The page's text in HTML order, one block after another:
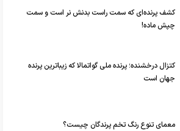
کشف پرنده‌ای که سمت راست بدنش نر است و سمت
چپش ماده!
کتزال درخشنده؛ پرنده ملی گواتمالا که زیباترین پرنده
جهان است
معمای تنوع رنگ تخم پرندگان چیست؟